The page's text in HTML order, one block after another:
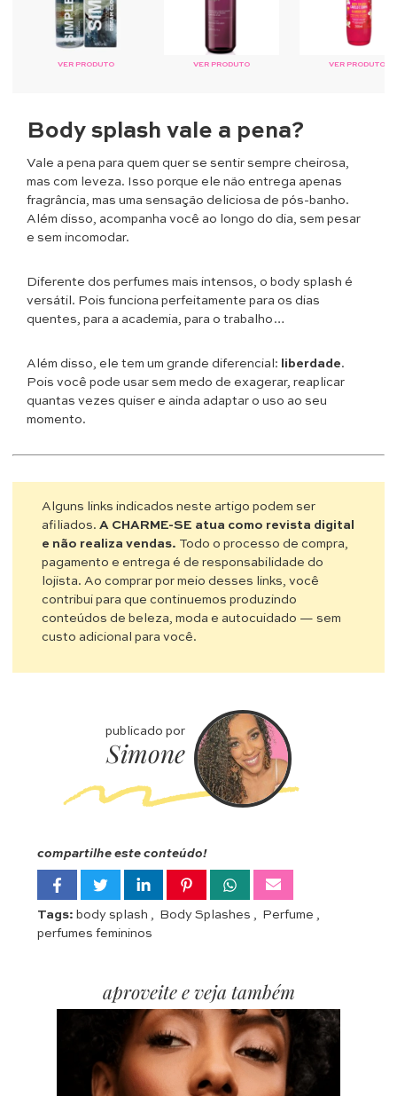
VER PRODUTO VER PRODUTO VER PRODUTO
Body splash vale a pena?
Vale a pena para quem quer se sentir sempre cheirosa,
mas com leveza. Isso porque ele não entrega apenas
fragrância, mas uma sensação deliciosa de pós-banho.
Além disso, acompanha você ao longo do dia, sem pesar
e sem incomodar.
Diferente dos perfumes mais intensos, o body splash é
versátil. Pois funciona perfeitamente para os dias
quentes, para a academia, para o trabalho…
Além disso, ele tem um grande diferencial: liberdade.
Pois você pode usar sem medo de exagerar, reaplicar
quantas vezes quiser e ainda adaptar o uso ao seu
momento.
Alguns links indicados neste artigo podem ser
afiliados.A CHARME-SE atua como revista digital
e não realiza vendas. Todo o processo de compra,
pagamento e entrega é de responsabilidade do
lojista. Ao comprar por meio desses links, você
contribui para que continuemos produzindo
conteúdos de beleza, moda e autocuidado — sem
custo adicional para você.
compartilhe este conteúdo!
Tags: body splash , Body Splashes , Perfume ,
perfumes femininos
publicado por
Simone
aproveite e veja também